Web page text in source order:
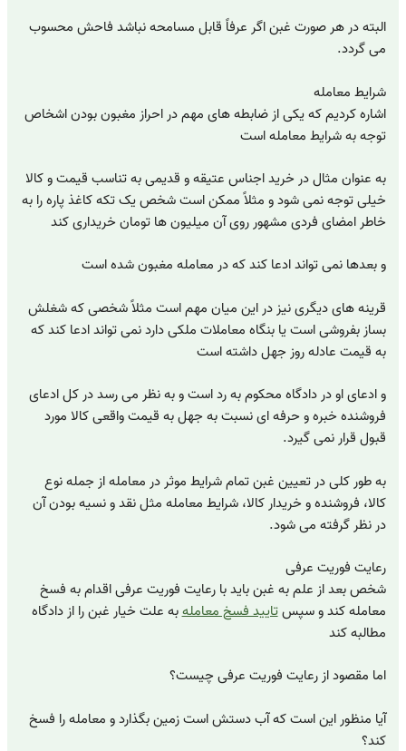
البته در هر صورت غبن اگر عرفاً قابل مسامحه نباشد فاحش محسوب
می گردد.
شرایط معامله
اشاره کردیم که یکی از ضابطه های مهم در احراز مغبون بودن اشخاص
توجه به شرایط معامله است
به عنوان مثال در خرید اجناس عتیقه و قدیمی به تناسب قیمت و کالا
خیلی توجه نمی شود و مثلاً ممکن است شخص یک تکه کاغذ پاره را به
خاطر امضای فردی مشهور روی آن میلیون ها تومان خریداری کند
و بعدها نمی تواند ادعا کند که در معامله مغبون شده است
قرینه های دیگری نیز در این میان مهم است مثلاً شخصی که شغلش
بساز بفروشی است یا بنگاه معاملات ملکی دارد نمی تواند ادعا کند که
به قیمت عادله روز جهل داشته است
و ادعای او در دادگاه محکوم به رد است و به نظر می رسد در کل ادعای
فروشنده خبره و حرفه ای نسبت به جهل به قیمت واقعی کالا مورد
قبول قرار نمی گیرد.
به طور کلی در تعیین غبن تمام شرایط موثر در معامله از جمله نوع
کالا، فروشنده و خریدار کالا، شرایط معامله مثل نقد و نسیه بودن آن
در نظر گرفته می شود.
رعایت فوریت عرفی
شخص بعد از علم به غبن باید با رعایت فوریت عرفی اقدام به فسخ
معامله کند و سپستایید فسخ معاملهبه علت خیار غبن را از دادگاه
مطالبه کند
اما مقصود از رعایت فوریت عرفی چیست؟
آیا منظور این است که آب دستش است زمین بگذارد و معامله را فسخ
کند؟